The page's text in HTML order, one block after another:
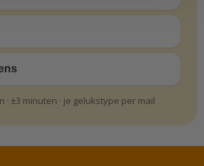
· ±3 minuten · je gelukstype per mail